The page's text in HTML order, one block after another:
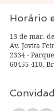
Horário
13 de mar.
Av. Jovita
2334 -
60455-410,